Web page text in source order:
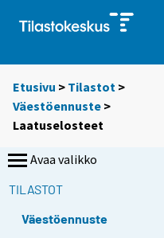
Etusivu > Tilastot >
Väestöennuste >
Laatuselosteet
Avaa valikko
TILASTOT
Väestöennuste